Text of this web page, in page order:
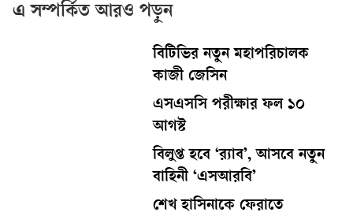
এ সম্পর্কিত আরও পড়ুন
বিটিভির নতুন মহাপরিচালক
কাজী জেসিন
এসএসসি পরীক্ষার ফল ১০
আগস্ট
বিলুপ্ত হবে ‘র‍্যাব’, আসবে নতুন
বাহিনী ‘এসআরবি’
শেখ হাসিনাকে ফেরাতে